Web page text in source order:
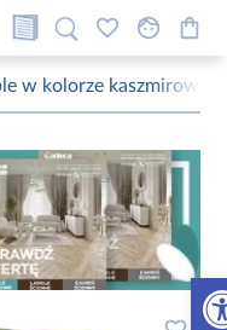
w kolorze kaszmirowym